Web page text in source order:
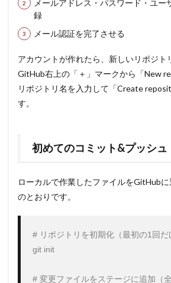
メールアドレス・パスワード・ユー
録
メール認証を完了させる
アカウントが作れたら、新しいリポジト
GitHub右上の「＋」マークから「New
リポジトリ名を入力して「Create
す。
初めてのコミット&プッシュ
ローカルで作業したファイルをGitHub
のとおりです。
# リポジトリを初期化（最初の1回だ
git init
# 変更ファイルをステージに追加（